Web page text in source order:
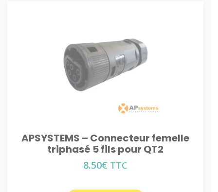
APSYSTEMS – Connecteur femelle
triphasé 5 fils pour QT2
8.50€ TTC